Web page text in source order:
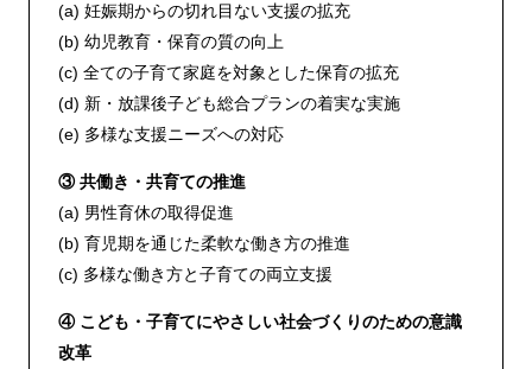
(a) 妊娠期からの切れ目ない支援の拡充
(b) 幼児教育・保育の質の向上
(c) 全ての子育て家庭を対象とした保育の拡充
(d) 新・放課後子ども総合プランの着実な実施
(e) 多様な支援ニーズへの対応
③ 共働き・共育ての推進
(a) 男性育休の取得促進
(b) 育児期を通じた柔軟な働き方の推進
(c) 多様な働き方と子育ての両立支援
④ こども・子育てにやさしい社会づくりのための意識
改革